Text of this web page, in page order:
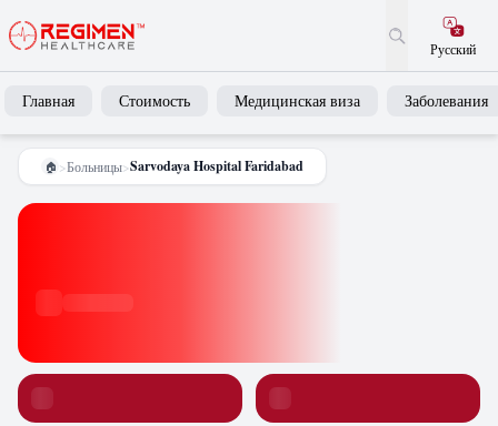
Русский
Главная Стоимость Медицинская виза Заболевания
🏠 >Больницы>Sarvodaya Hospital Faridabad